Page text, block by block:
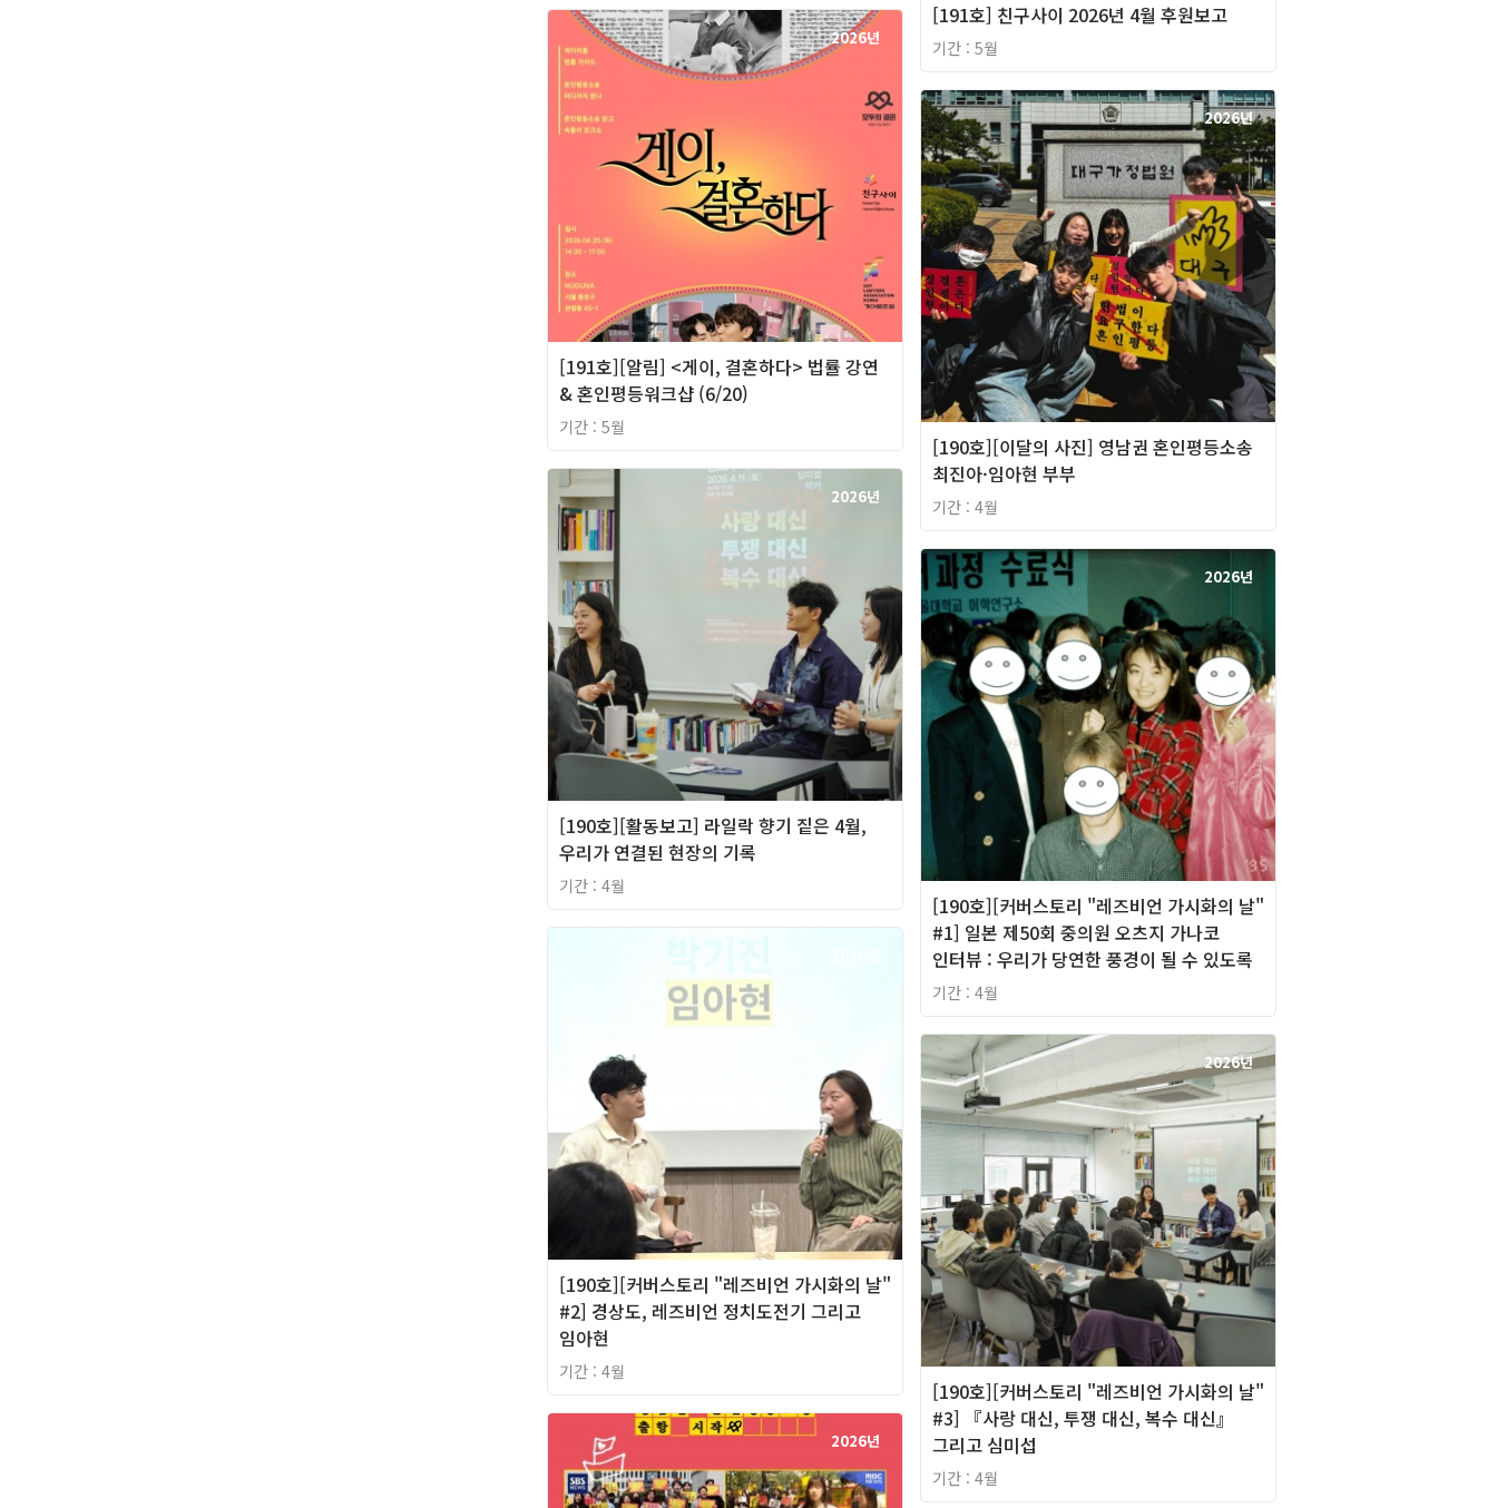
[191호] 친구사이 2026년 4월 후원보고
기간 : 5월
2026년
[191호][알림] <게이, 결혼하다> 법률 강연
& 혼인평등워크샵 (6/20)
기간 : 5월
2026년
[190호][이달의 사진] 영남권 혼인평등소송
최진아·임아현 부부
기간 : 4월
2026년
[190호][활동보고] 라일락 향기 짙은 4월,
우리가 연결된 현장의 기록
기간 : 4월
2026년
[190호][커버스토리 "레즈비언 가시화의 날"
#1] 일본 제50회 중의원 오츠지 가나코
인터뷰 : 우리가 당연한 풍경이 될 수 있도록
기간 : 4월
[190호][커버스토리 "레즈비언 가시화의 날"
#2] 경상도, 레즈비언 정치도전기 그리고
임아현
기간 : 4월
2026년
[190호][커버스토리 "레즈비언 가시화의 날"
#3] 『사랑 대신, 투쟁 대신, 복수 대신』
그리고 심미섭
기간 : 4월
2026년